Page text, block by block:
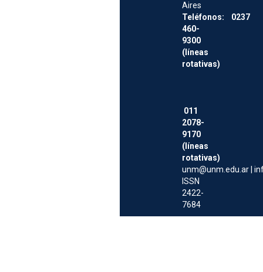
Aires
Teléfonos: 0237
460-
9300
(líneas
rotativas)
011
2078-
9170
(líneas
rotativas)
unm@unm.edu.ar |
ISSN
2422-
7684